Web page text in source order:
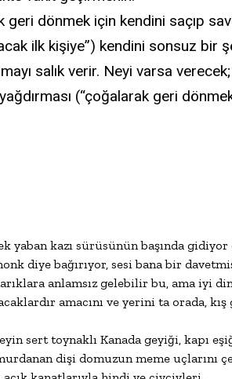
dönmek için kendini saçıp
ilk kişiye”) kendini sonsuz bir
salık verir. Neyi varsa
(“çoğalarak geri
yaban kazı sürüsünün başında
diye bağırıyor, sesi bana bir
anlamsız gelebilir bu, ama iyi
amacını ve yerini ta orada, kış
sert toynaklı Kanada geyiği, kapı
dişi domuzun meme uçlarını